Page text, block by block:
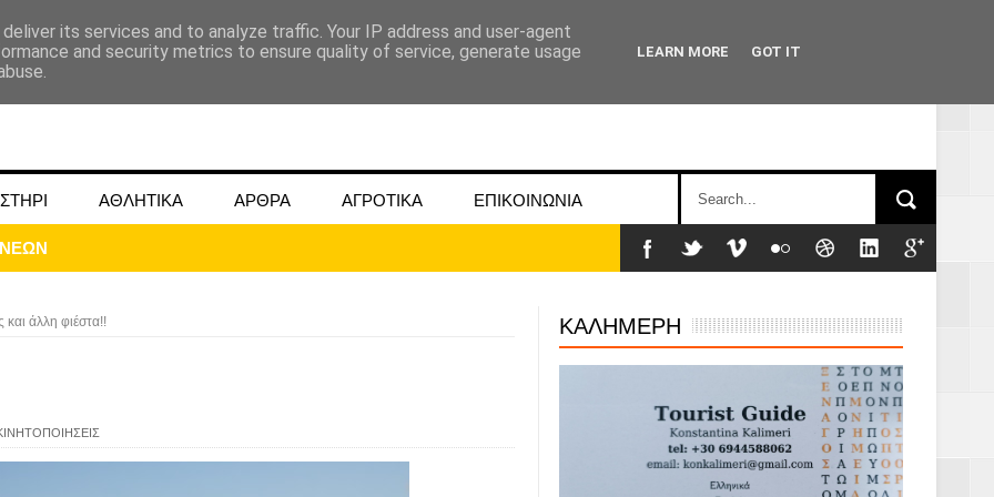
ΑΘΛΗΤΙΚΑ ΑΡΘΡΑ ΑΓΡΟΤΙΚΑ ΕΠΙΚΟΙΝΩΝΙΑ
ΓΙΑ ΜΑΙΟ ΚΑΙ ΙΟΥΝΙΟ 2024
και άλλη φιέστα!! ΚΑΛΗΜΕΡΗ
its services and to analyze traffic. Your IP address and user-agent
and security metrics to ensure quality of service, generate usage
LEARN MORE GOT IT